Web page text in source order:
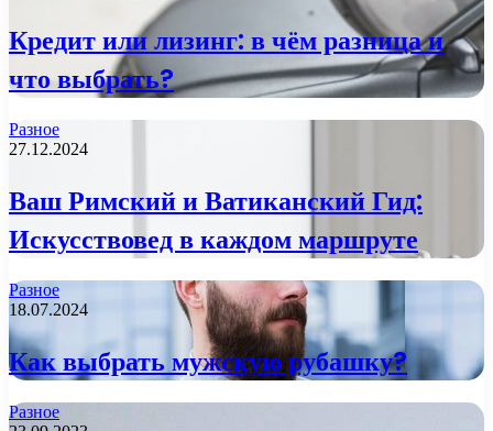
Кредит или лизинг: в чём разница и
что выбрать?
Разное
27.12.2024
Ваш Римский и Ватиканский Гид:
Искусствовед в каждом маршруте
Разное
18.07.2024
Как выбрать мужскую рубашку?
Разное